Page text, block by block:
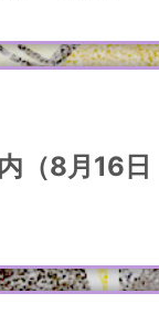
（8月16